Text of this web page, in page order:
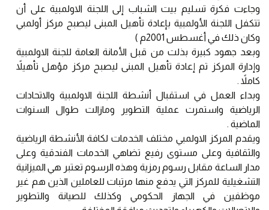
وجاءت فكرة تسليم بيت الشباب إلى اللجنة الاولمبية على أن
تتكفل اللجنة الأولمبية بإعادة تأهيل المبنى ليصبح مركز أولمبي
وكان ذلك في أغسطس 2001م )
وبعد جهود كبيرة بذلت من قبل الأمانة العامة للجنة الاولمبية
وإدارة المركز تم إعادة تأهيل المبنى ليصبح مركز مؤهل تأهيلاً
كاملاً .
وبداء العمل في استقبال أنشطة اللجنة الاولمبية والاتحادات
الرياضية واستمرت عملية التطوير ومازالت طوال السنوات
الماضية .
ويقدم المركز الاولمبي مختلف الخدمات لكافة الأنشطة الرياضية
والثقافية وعلى مستوى رفيع تضاهي الخدمات الفندقية وعلى
مدار الساعة مقابل رسوم رمزية وهذه الرسوم تعتبر هي الميزانية
التشغيلية للمركز التي يدفع منها مرتبات للعاملين الذين هم غير
موظفين في الجهاز الحكومي وكذلك للصيانة والتطوير